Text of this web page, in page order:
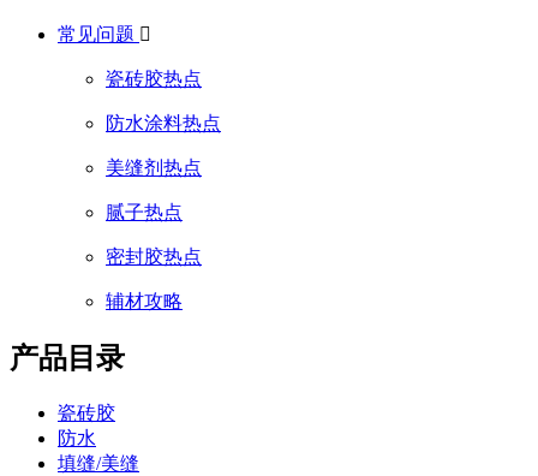
常见问题 
瓷砖胶热点
防水涂料热点
美缝剂热点
腻子热点
密封胶热点
辅材攻略
产品目录
瓷砖胶
防水
填缝/美缝